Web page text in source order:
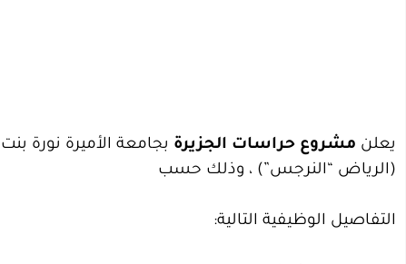
يعلن مشروع حراسات الجزيرة بجامعة الأميرة نورة
(الرياض “النرجس”) ، وذلك حسب
التفاصيل الوظيفية التالية: